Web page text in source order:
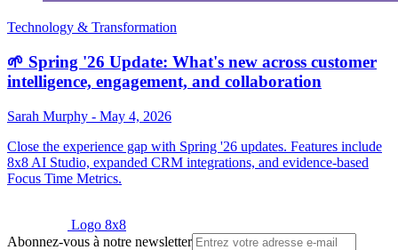
Technology & Transformation
🌱 Spring '26 Update: What's new across customer
intelligence, engagement, and collaboration
Sarah Murphy - May 4, 2026
Close the experience gap with Spring '26 updates. Features include
8x8 AI Studio, expanded CRM integrations, and evidence-based
Focus Time Metrics.
Logo 8x8
Abonnez-vous à notre newsletter